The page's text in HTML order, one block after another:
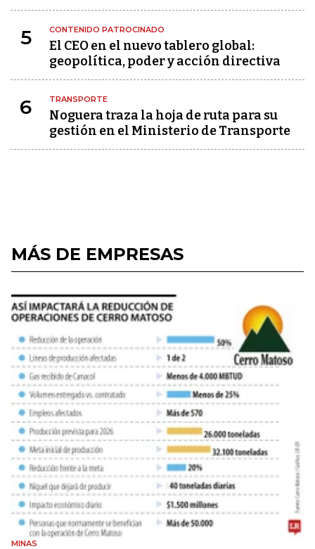
5 CONTENIDO PATROCINADO
El CEO en el nuevo tablero global:
geopolítica, poder y acción directiva
6 TRANSPORTE
Noguera traza la hoja de ruta para su
gestión en el Ministerio de Transporte
MÁS DE EMPRESAS
MINAS